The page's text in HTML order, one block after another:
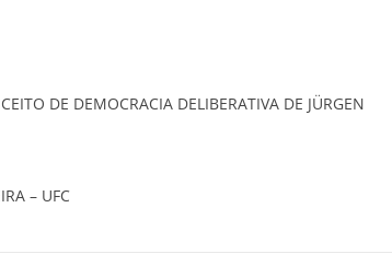
DE DEMOCRACIA DELIBERATIVA DE JÜRGEN
– UFC